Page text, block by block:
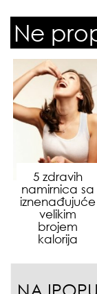
Ne
5 zdravih
namirnica sa
iznenađujuće
velikim
brojem
kalorija